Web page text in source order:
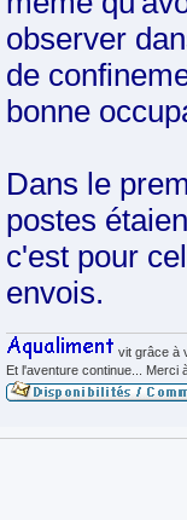
observer
de
bonne
Dans le
postes
c'est pour
envois.
vit grâce à
Et l'aventure continue... Merci